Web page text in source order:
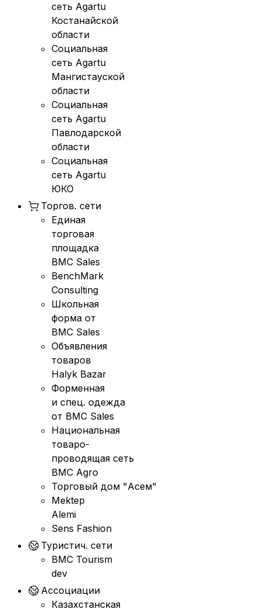
сеть Agartu
Костанайской
области
Социальная
сеть Agartu
Мангистауской
области
Социальная
сеть Agartu
Павлодарской
области
Социальная
сеть Agartu
ЮКО
Торгов. сети
Единая
торговая
площадка
BMC Sales
BenchMark
Consulting
Школьная
форма от
BMC Sales
Объявления
товаров
Halyk Bazar
Форменная
и спец. одежда
от BMC Sales
Национальная
товаро-
проводящая сеть
BMC Agro
Торговый дом "Асем"
Mektep
Alemi
Sens Fashion
Туристич. сети
BMC Tourism
dev
Ассоциации
Казахстанская